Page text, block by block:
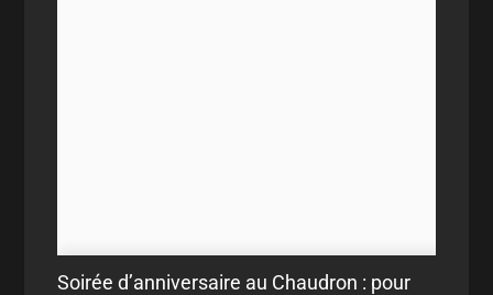
Soirée d’anniversaire au Chaudron : pour